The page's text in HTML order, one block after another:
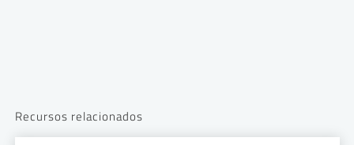
Recursos relacionados